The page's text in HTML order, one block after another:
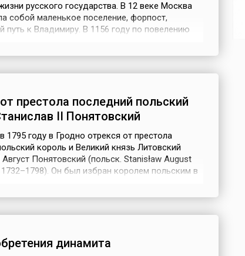
русского государства. В 12 веке Москва
собой маленькое поселение, форпост,
к Владимиру. В 1156 году по повелению
при впадении ...
престола последний польский
II Понятовский
1795 году в Гродно отрекся от престола
король и Великий князь Литовский
Понятовский (польск. Stanisław August
Он был избран королем польским в
начал преобразов...
динамита